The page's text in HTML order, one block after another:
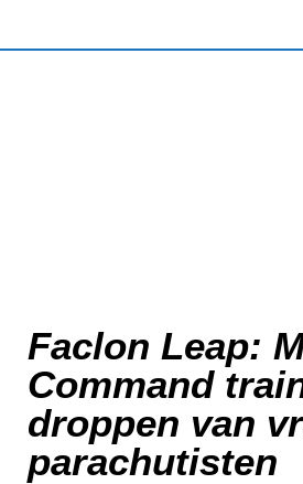
Faclon Leap:
Command
droppen van
parachutisten